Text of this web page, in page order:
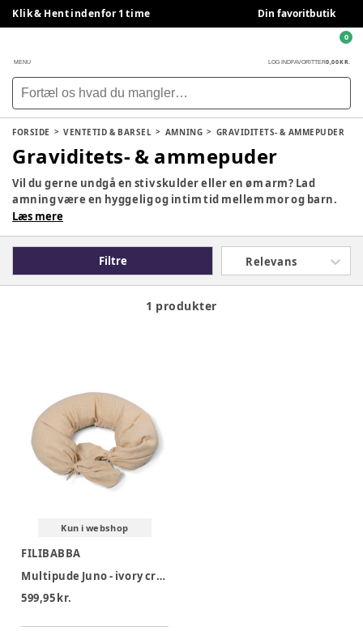
Klik & Hent indenfor 1 time Din favoritbutik
MENU LOG INDFAVORITTER0,00 KR.
0
FORSIDE VENTETID & BARSEL AMNING GRAVIDITETS- & AMMEPUDER
Graviditets- & ammepuder
Vil du gerne undgå en stiv skulder eller en øm arm? Lad
amning være en hyggelig og intim tid mellem mor og barn.
Ammepuder støtter dig og din baby, så du ikke skal bruge
forskellige former, farver og mønstre samt ekstra betræk til
Læs mere
Filtre Relevans
1 produkter
Kun i webshop
FILIBABBA
Multipude Juno - ivory cream
599,95 kr.